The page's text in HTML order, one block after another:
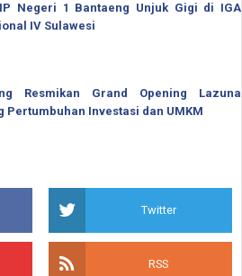
Negeri 1 Bantaeng Unjuk Gigi di IGA
IV Sulawesi
Resmikan Grand Opening Lazuna
Pertumbuhan Investasi dan UMKM
Twitter
RSS